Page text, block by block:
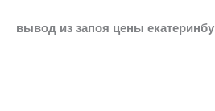
вывод из запоя цены